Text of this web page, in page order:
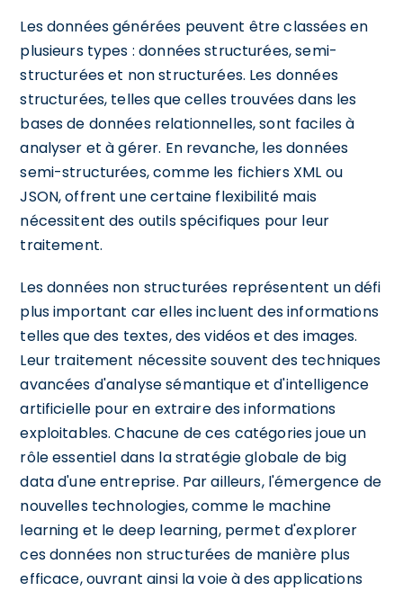
Les données générées peuvent être classées en
plusieurs types : données structurées, semi-
structurées et non structurées. Les données
structurées, telles que celles trouvées dans les
bases de données relationnelles, sont faciles à
analyser et à gérer. En revanche, les données
semi-structurées, comme les fichiers XML ou
JSON, offrent une certaine flexibilité mais
nécessitent des outils spécifiques pour leur
traitement.
Les données non structurées représentent un défi
plus important car elles incluent des informations
telles que des textes, des vidéos et des images.
Leur traitement nécessite souvent des techniques
avancées d'analyse sémantique et d'intelligence
artificielle pour en extraire des informations
exploitables. Chacune de ces catégories joue un
rôle essentiel dans la stratégie globale de big
data d'une entreprise. Par ailleurs, l'émergence de
nouvelles technologies, comme le machine
learning et le deep learning, permet d'explorer
ces données non structurées de manière plus
efficace, ouvrant ainsi la voie à des applications